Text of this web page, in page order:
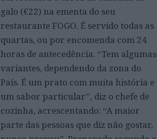
galo (€22) na ementa do seu
restaurante FOGO. É servido todas as
quartas, ou por encomenda com 24
horas de antecedência. “Tem algumas
variantes, dependendo da zona do
País. É um prato com muita história e
um sabor particular”, diz o chefe de
cozinha, acrescentando: “A maior
parte das pessoas que diz não gostar,